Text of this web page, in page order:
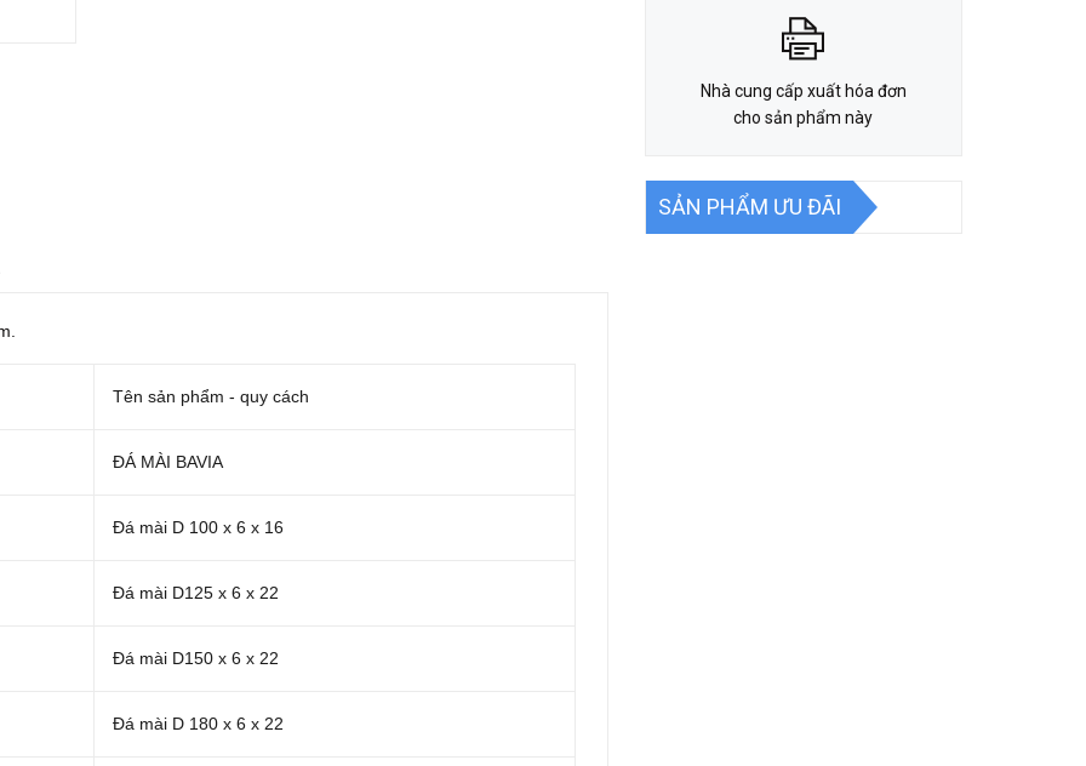
Tên sản phẩm - quy cách
ĐÁ MÀI BAVIA
Đá mài D 100 x 6 x 16
Đá mài D125 x 6 x 22
Đá mài D150 x 6 x 22
Đá mài D 180 x 6 x 22
Nhà cung cấp xuất hóa đơn
cho sản phẩm này
SẢN PHẨM ƯU ĐÃI